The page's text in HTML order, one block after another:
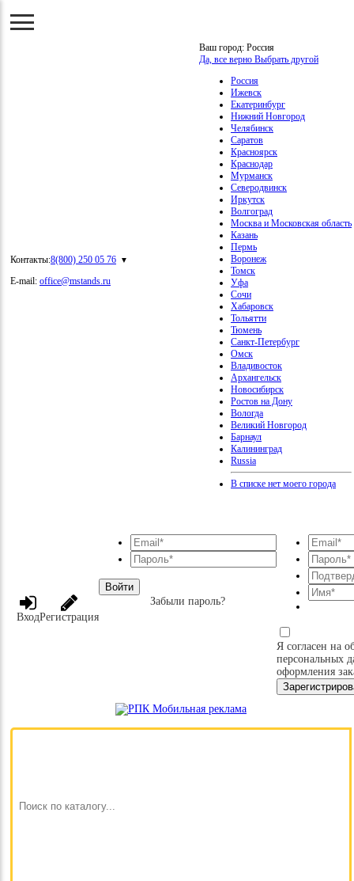
Контакты:8(800) 250 05 76
E-mail: office@mstands.ru
Ваш город: Россия
Да, все верно Выбрать другой
Россия
Ижевск
Екатеринбург
Нижний Новгород
Челябинск
Саратов
Красноярск
Краснодар
Мурманск
Северодвинск
Иркутск
Волгоград
Москва и Московская область
Казань
Пермь
Воронеж
Томск
Уфа
Сочи
Хабаровск
Тольятти
Тюмень
Санкт-Петербург
Омск
Владивосток
Архангельск
Новосибирск
Ростов на Дону
Вологда
Великий Новгород
Барнаул
Калининград
Russia
В списке нет моего города
ВходРегистрация
Войти
Забыли пароль?
Я согласен на
персональных
оформления